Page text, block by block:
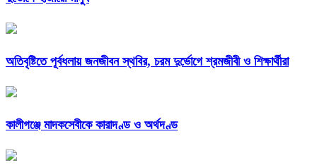
অতিবৃষ্টিতে পূর্বধলায় জনজীবন স্থবির, চরম দুর্ভোগে শ্রমজীবী ও শিক্ষার্থীরা
কালীগঞ্জে মাদকসেবীকে কারাদণ্ড ও অর্থদণ্ড